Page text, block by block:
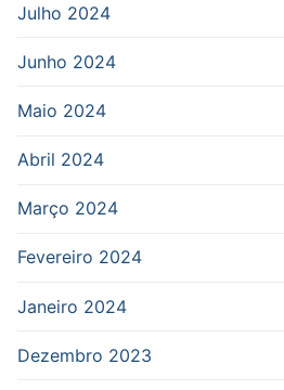
Julho 2024
Junho 2024
Maio 2024
Abril 2024
Março 2024
Fevereiro 2024
Janeiro 2024
Dezembro 2023